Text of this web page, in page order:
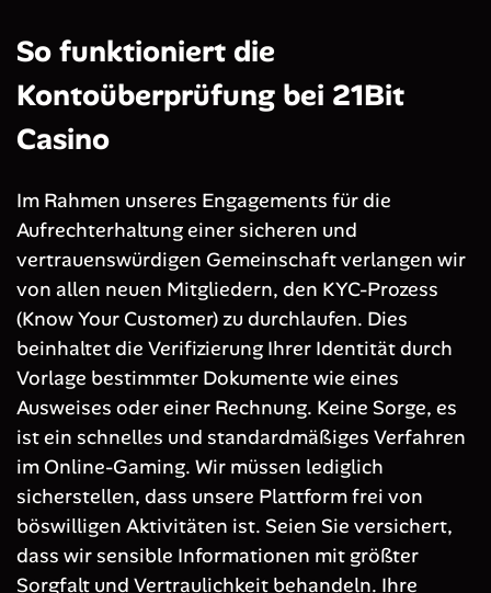
So funktioniert die
Kontoüberprüfung bei 21Bit
Casino
Im Rahmen unseres Engagements für die
Aufrechterhaltung einer sicheren und
vertrauenswürdigen Gemeinschaft verlangen wir
von allen neuen Mitgliedern, den KYC-Prozess
(Know Your Customer) zu durchlaufen. Dies
beinhaltet die Verifizierung Ihrer Identität durch
Vorlage bestimmter Dokumente wie eines
Ausweises oder einer Rechnung. Keine Sorge, es
ist ein schnelles und standardmäßiges Verfahren
im Online-Gaming. Wir müssen lediglich
sicherstellen, dass unsere Plattform frei von
böswilligen Aktivitäten ist. Seien Sie versichert,
dass wir sensible Informationen mit größter
Sorgfalt und Vertraulichkeit behandeln. Ihre